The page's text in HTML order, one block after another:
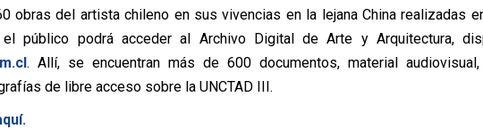
obras del artista chileno en sus vivencias en la lejana China realizadas
el público podrá acceder al Archivo Digital de Arte y Arquitectura,
. Allí, se encuentran más de 600 documentos, material audiovisual,
de libre acceso sobre la UNCTAD III.